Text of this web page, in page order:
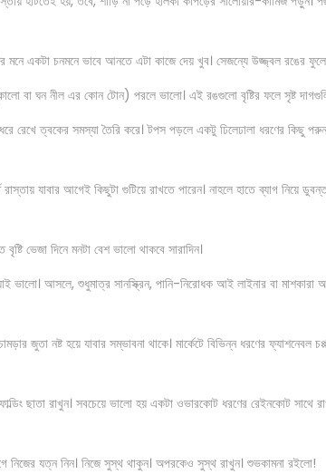
মনে একটা চনমনে ভাবে আনতে এটা কাজে দেয় খুব। সেজন্যে উজ্জ্বল রঙের
বা ঘন নীল এর কোন টোন) পরলে ভালো। এই রঙগুলো বৃষ্টির ফলে সৃষ্ট
ত্বকের সমস্যা তৈরি করে। টপস পড়লে একটু ঢিলেঢালা ধরণের কিছু
রাস্তায় যাবার আগেই কিছুটা গুটিয়ে রাখতে পারেন। নাহলে হাতে ব্যাগ নিয়ে
ভেজা দিনে মনটা বেশ ভালো থাকবে সারাদিন।
আসলে, শুধুমাত্র সানস্ক্রিন, পানি-নিরোধক আই লাইনার বা
জুতা নষ্ট হয়ে যাবার সম্ভাবনা থাকে। মার্কেটে বিভিন্ন ধরণের ফ্যাশনেবল
ছাতা রাখুন। সবচেয়ে ভালো হয় একটা ওভারকোট ধরণের রেইনকোট সাথে
যত্ন নিন। নিজে সুস্থ থাকুন। অপরকেও সুস্থ রাখুন। শুভকামনা রইলো!